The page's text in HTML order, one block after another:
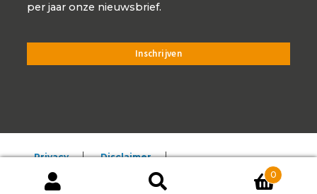
per jaar onze nieuwsbrief.
0
Privacy
Disclaimer
Algemene voorwaarden